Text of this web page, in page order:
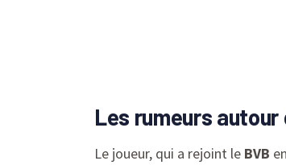
Les rumeurs
Le joueur, qui a rejoint le BVB